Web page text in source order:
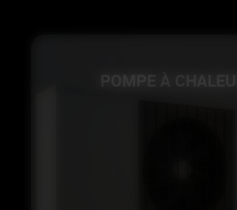
POMPE À CHALEUR